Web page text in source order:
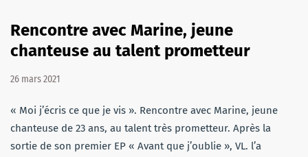
Rencontre avec Marine, jeune
chanteuse au talent prometteur
26 mars 2021
« Moi j’écris ce que je vis ». Rencontre avec Marine, jeune
chanteuse de 23 ans, au talent très prometteur. Après la
sortie de son premier EP « Avant que j’oublie », VL. l’a